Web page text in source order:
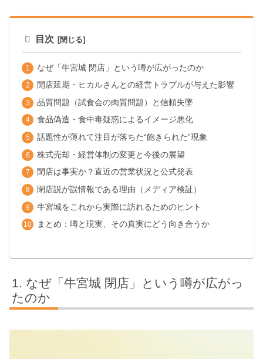
目次
なぜ「牛宮城 閉店」という噂が広がったのか
開店延期・ヒカルさんとの経営トラブルが与えた影響
品質問題（試食会の肉質問題）と信頼失墜
食品偽造・食中毒疑惑によるイメージ悪化
話題性が薄れて注目が落ちた“飽きられた”現象
株式売却・経営体制の変更と今後の展望
閉店は事実か？直近の営業状況と公式発表
閉店説が誤情報である理由（メディア検証）
牛宮城をこれから実際に訪れるためのヒント
まとめ：噂と現実、その真実にどう向き合うか
なぜ「牛宮城 閉店」という噂が広がっ
たのか